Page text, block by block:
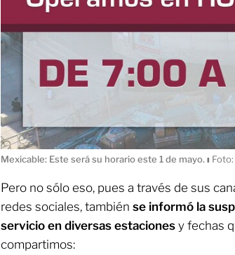
Mexicable: Este será su horario este 1 de mayo. ı
Pero no sólo eso, pues a través de sus
redes sociales, también se informó la
servicio en diversas estaciones y fechas
compartimos: